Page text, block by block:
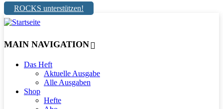
ROCKS unterstützen!
MAIN NAVIGATION
Das Heft
Aktuelle Ausgabe
Alle Ausgaben
Shop
Hefte